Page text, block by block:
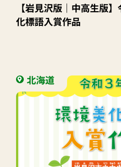
【岩見沢版｜中高生版
化標語入賞作品
北海道